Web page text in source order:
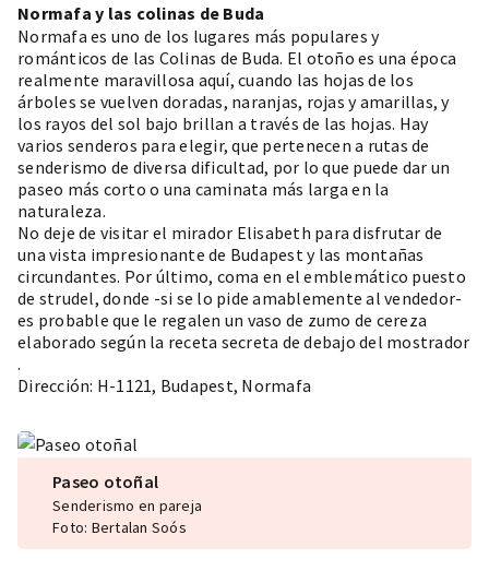
Normafa y las colinas de Buda
Normafa es uno de los lugares más populares y
románticos de las Colinas de Buda. El otoño es una época
realmente maravillosa aquí, cuando las hojas de los
árboles se vuelven doradas, naranjas, rojas y amarillas, y
los rayos del sol bajo brillan a través de las hojas. Hay
varios senderos para elegir, que pertenecen a rutas de
senderismo de diversa dificultad, por lo que puede dar un
paseo más corto o una caminata más larga en la
naturaleza.
No deje de visitar el mirador Elisabeth para disfrutar de
una vista impresionante de Budapest y las montañas
circundantes. Por último, coma en el emblemático puesto
de strudel, donde -si se lo pide amablemente al vendedor-
es probable que le regalen un vaso de zumo de cereza
elaborado según la receta secreta de debajo del mostrador
.
Dirección: H-1121, Budapest, Normafa
Paseo otoñal
Senderismo en pareja
Foto: Bertalan Soós